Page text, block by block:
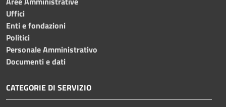
Uffici
Enti e fondazioni
Politici
Personale Amministrativo
Documenti e dati
CATEGORIE DI SERVIZIO